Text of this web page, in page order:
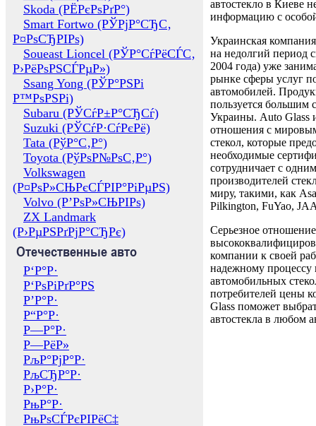
Skoda (РЁРєРѕРґР°)
Smart Fortwo (РЎРјР°СЂС‚
Р¤РѕСЂРІРѕ)
Soueast Lioncel (РЎР°СѓРёСЃС‚
Р›РёРѕРЅСЃРµР»)
Ssang Yong (РЎР°РЅРі
Р™РѕРЅРі)
Subaru (РЎСѓР±Р°СЂСѓ)
Suzuki (РЎСѓР·СѓРєРё)
Tata (РўР°С‚Р°)
Toyota (РўРѕР№РѕС‚Р°)
Volkswagen
(Р¤РѕР»СЊРєСЃРІР°РіРµРЅ)
Volvo (Р’РѕР»СЊРІРѕ)
ZX Landmark
(Р›РµРЅРґРјР°СЂРє)
Отечественные авто
Р‘Р°Р·
Р‘РѕРіРґР°РЅ
Р’Р°Р·
Р“Р°Р·
Р—Р°Р·
Р—РёР»
РљР°РјР°Р·
РљСЂР°Р·
Р›Р°Р·
РњР°Р·
РњРѕСЃРєРІРёС‡
автостекло в Киеве
информацию с
Украинская
на недолгий период
2004 года) уже
рынке сферы услуг
автомобилей.
пользуется большим
Украины. Auto Glass
отношения с
стекол, которые
необходимые
сотрудничает с
производителей
миру, такими, как
Pilkington, FuYao,
Серьезное отношение
компании к своей
надежному процессу
автомобильных
потребителей цены
Glass поможет
автостекла в любом